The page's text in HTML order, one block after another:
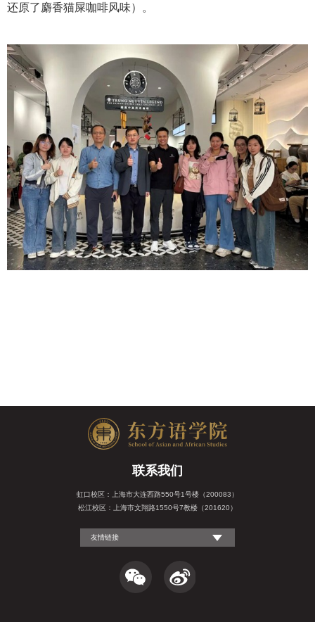
还原了麝香猫屎咖啡风味）。
联系我们
虹口校区：上海市大连西路550号1号楼（200083）
松江校区：上海市文翔路1550号7教楼（201620）
友情链接